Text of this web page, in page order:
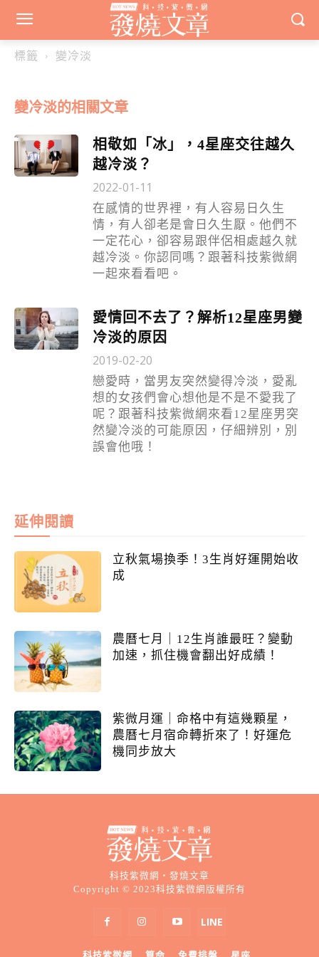
標籤 變冷淡
變冷淡的相關文章
相敬如「冰」，4星座交往越久
越冷淡？
2022-01-11
在感情的世界裡，有人容易日久生
情，有人卻老是會日久生厭。他們不
一定花心，卻容易跟伴侶相處越久就
越冷淡。你認同嗎？跟著科技紫微網
一起來看看吧。
愛情回不去了？解析12星座男變
冷淡的原因
2019-02-20
戀愛時，當男友突然變得冷淡，愛亂
想的女孩們會心想他是不是不愛我了
呢？跟著科技紫微網來看12星座男突
然變冷淡的可能原因，仔細辨別，別
誤會他哦！
延伸閱讀
立秋氣場換季！3生肖好運開始收
成
農曆七月｜12生肖誰最旺？變動
加速，抓住機會翻出好成績！
紫微月運｜命格中有這幾顆星，
農曆七月宿命轉折來了！好運危
機同步放大
科技紫微網・發燒文章
Copyright © 2023科技紫微網版權所有